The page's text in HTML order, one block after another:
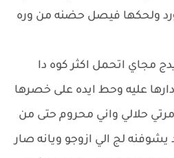
ولحكها فيصل حضنه من وره
مجاي اتحمل اكثر كوه دا
عليه وحط ايده على خصرها
حلالي واني محروم حتى من
لج الي ازوجو ويانه صار